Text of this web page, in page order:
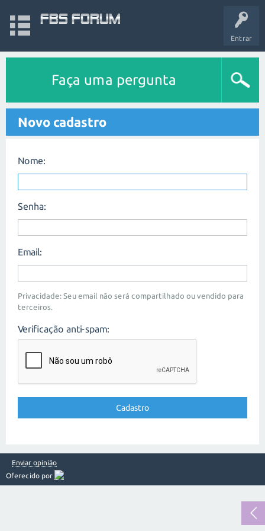
Entrar
FBS Forum
Faça uma pergunta
Novo cadastro
Nome:
Senha:
Email:
Privacidade: Seu email não será compartilhado ou vendido para
terceiros.
Verificação anti-spam:
Enviar opinião
Oferecido por